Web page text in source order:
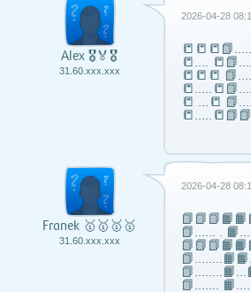
Alex 🎖️🏅🎖️
31.60.xxx.xxx
2026-04-28
📒….
📒📒📒
📒 …📒
Franek 🥇🥇🥇🥇
31.60.xxx.xxx
2026-04-28
📗...... .
📗…….